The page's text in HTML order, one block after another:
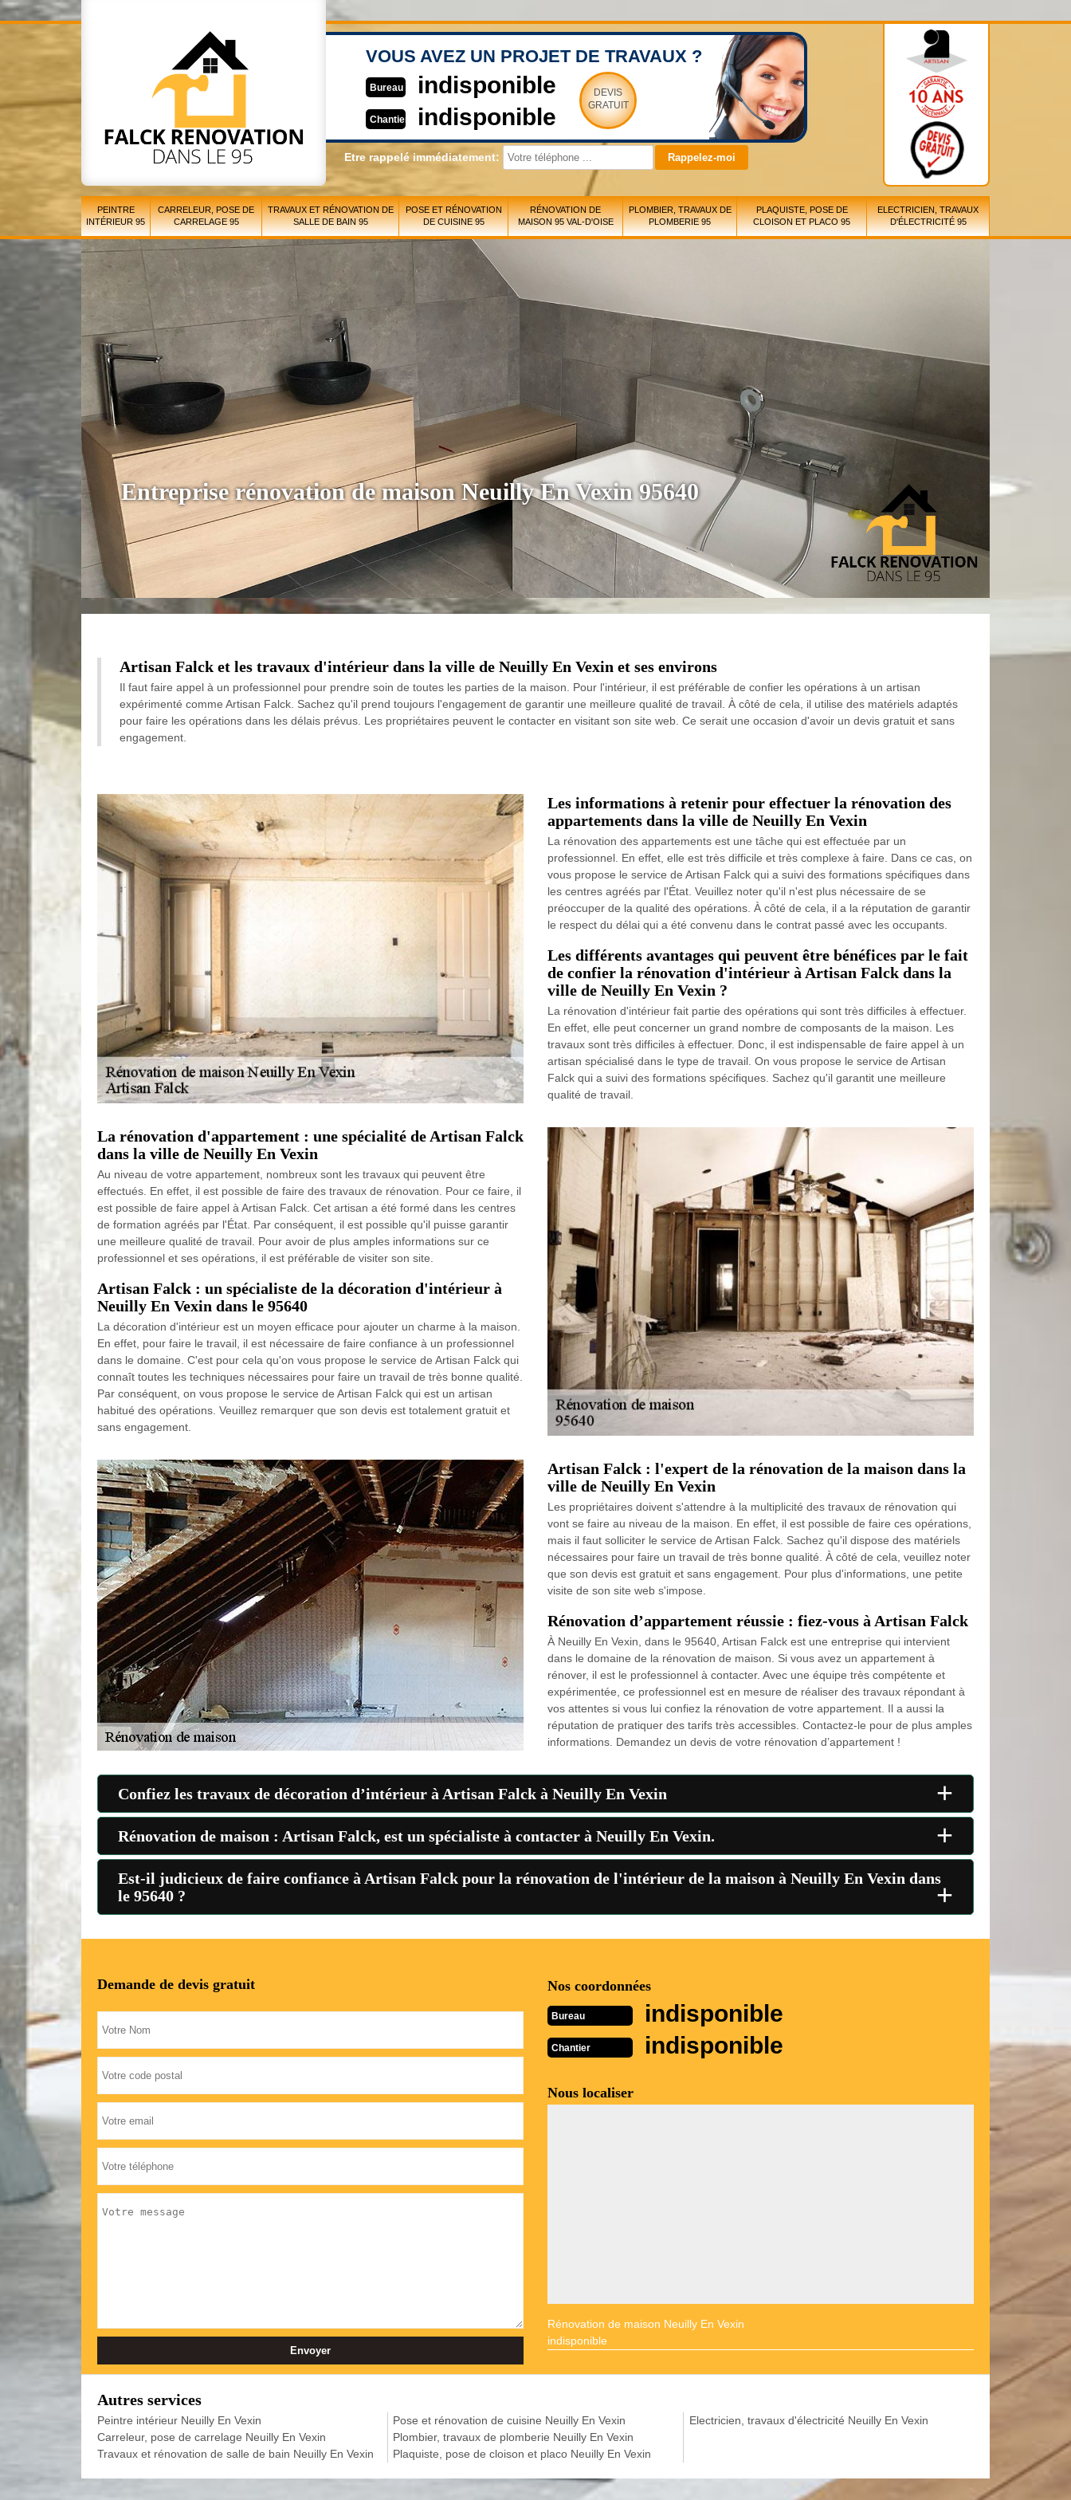
VOUS AVEZ UN PROJET DE TRAVAUX ?
Bureau indisponible
Chantier indisponible
DEVIS
GRATUIT
Etre rappelé immédiatement:
PEINTRE
INTÉRIEUR 95
CARRELEUR, POSE DE
CARRELAGE 95
TRAVAUX ET RÉNOVATION DE
SALLE DE BAIN 95
POSE ET RÉNOVATION
DE CUISINE 95
RÉNOVATION DE
MAISON 95 VAL-D'OISE
PLOMBIER, TRAVAUX DE
PLOMBERIE 95
PLAQUISTE, POSE DE
CLOISON ET PLACO 95
ELECTRICIEN, TRAVAUX
D'ÉLECTRICITÉ 95
Entreprise rénovation de maison Neuilly En Vexin 95640
Artisan Falck et les travaux d'intérieur dans la ville de Neuilly En Vexin et ses environs
Il faut faire appel à un professionnel pour prendre soin de toutes les parties de la maison. Pour l'intérieur, il est préférable de confier les opérations à un artisan
expérimenté comme Artisan Falck. Sachez qu'il prend toujours l'engagement de garantir une meilleure qualité de travail. À côté de cela, il utilise des matériels adaptés
pour faire les opérations dans les délais prévus. Les propriétaires peuvent le contacter en visitant son site web. Ce serait une occasion d'avoir un devis gratuit et sans
engagement.
Les informations à retenir pour effectuer la rénovation des
appartements dans la ville de Neuilly En Vexin
La rénovation des appartements est une tâche qui est effectuée par un
professionnel. En effet, elle est très difficile et très complexe à faire. Dans ce cas, on
vous propose le service de Artisan Falck qui a suivi des formations spécifiques dans
les centres agréés par l'État. Veuillez noter qu'il n'est plus nécessaire de se
préoccuper de la qualité des opérations. À côté de cela, il a la réputation de garantir
le respect du délai qui a été convenu dans le contrat passé avec les occupants.
Les différents avantages qui peuvent être bénéfices par le fait
de confier la rénovation d'intérieur à Artisan Falck dans la
ville de Neuilly En Vexin ?
La rénovation d'intérieur fait partie des opérations qui sont très difficiles à effectuer.
En effet, elle peut concerner un grand nombre de composants de la maison. Les
travaux sont très difficiles à effectuer. Donc, il est indispensable de faire appel à un
artisan spécialisé dans le type de travail. On vous propose le service de Artisan
Falck qui a suivi des formations spécifiques. Sachez qu'il garantit une meilleure
qualité de travail.
La rénovation d'appartement : une spécialité de Artisan Falck
dans la ville de Neuilly En Vexin
Au niveau de votre appartement, nombreux sont les travaux qui peuvent être
effectués. En effet, il est possible de faire des travaux de rénovation. Pour ce faire, il
est possible de faire appel à Artisan Falck. Cet artisan a été formé dans les centres
de formation agréés par l'État. Par conséquent, il est possible qu'il puisse garantir
une meilleure qualité de travail. Pour avoir de plus amples informations sur ce
professionnel et ses opérations, il est préférable de visiter son site.
Artisan Falck : un spécialiste de la décoration d'intérieur à
Neuilly En Vexin dans le 95640
La décoration d'intérieur est un moyen efficace pour ajouter un charme à la maison.
En effet, pour faire le travail, il est nécessaire de faire confiance à un professionnel
dans le domaine. C'est pour cela qu'on vous propose le service de Artisan Falck qui
connaît toutes les techniques nécessaires pour faire un travail de très bonne qualité.
Par conséquent, on vous propose le service de Artisan Falck qui est un artisan
habitué des opérations. Veuillez remarquer que son devis est totalement gratuit et
sans engagement.
Artisan Falck : l'expert de la rénovation de la maison dans la
ville de Neuilly En Vexin
Les propriétaires doivent s'attendre à la multiplicité des travaux de rénovation qui
vont se faire au niveau de la maison. En effet, il est possible de faire ces opérations,
mais il faut solliciter le service de Artisan Falck. Sachez qu'il dispose des matériels
nécessaires pour faire un travail de très bonne qualité. À côté de cela, veuillez noter
que son devis est gratuit et sans engagement. Pour plus d'informations, une petite
visite de son site web s'impose.
Rénovation d’appartement réussie : fiez-vous à Artisan Falck
À Neuilly En Vexin, dans le 95640, Artisan Falck est une entreprise qui intervient
dans le domaine de la rénovation de maison. Si vous avez un appartement à
rénover, il est le professionnel à contacter. Avec une équipe très compétente et
expérimentée, ce professionnel est en mesure de réaliser des travaux répondant à
vos attentes si vous lui confiez la rénovation de votre appartement. Il a aussi la
réputation de pratiquer des tarifs très accessibles. Contactez-le pour de plus amples
informations. Demandez un devis de votre rénovation d’appartement !
Confiez les travaux de décoration d’intérieur à Artisan Falck à Neuilly En Vexin +
Rénovation de maison : Artisan Falck, est un spécialiste à contacter à Neuilly En Vexin. +
Est-il judicieux de faire confiance à Artisan Falck pour la rénovation de l'intérieur de la maison à Neuilly En Vexin dans
le 95640 ?
+
Demande de devis gratuit Nos coordonnées
Bureau indisponible
Chantier indisponible
Nous localiser
Rénovation de maison Neuilly En Vexin
indisponible
Autres services
Peintre intérieur Neuilly En Vexin
Carreleur, pose de carrelage Neuilly En Vexin
Travaux et rénovation de salle de bain Neuilly En Vexin
Pose et rénovation de cuisine Neuilly En Vexin
Plombier, travaux de plomberie Neuilly En Vexin
Plaquiste, pose de cloison et placo Neuilly En Vexin
Electricien, travaux d'électricité Neuilly En Vexin